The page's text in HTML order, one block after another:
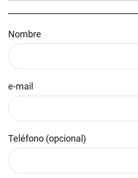
Nombre
e-mail
Teléfono (opcional)